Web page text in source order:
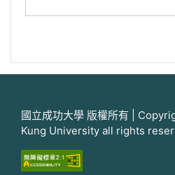
國立成功大學 版權所有 |
Kung University all rights